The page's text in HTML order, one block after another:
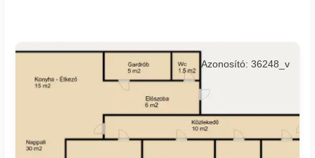
Azonosító: 36248_v